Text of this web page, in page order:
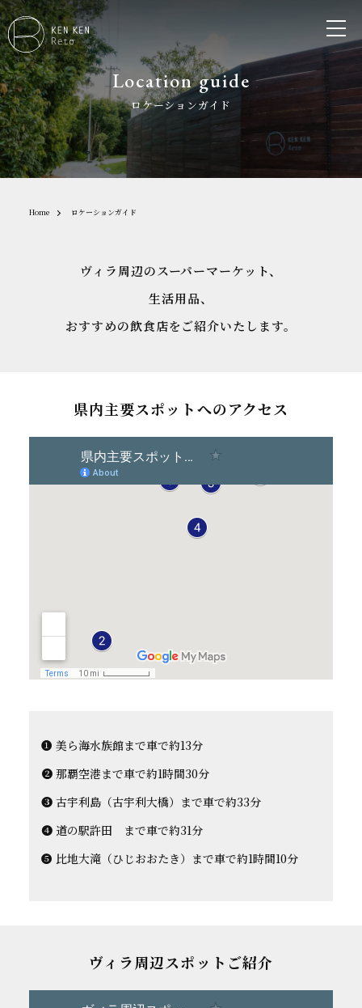
Location guide
ロケーションガイド
Home ロケーションガイド
ヴィラ周辺のスーパーマーケット、
生活用品、
おすすめの飲食店をご紹介いたします。
県内主要スポットへのアクセス
❶ 美ら海水族館まで車で約13分
❷ 那覇空港まで車で約1時間30分
❸ 古宇利島（古宇利大橋）まで車で約33分
❹ 道の駅許田 まで車で約31分
❺ 比地大滝（ひじおおたき）まで車で約1時間10分
ヴィラ周辺スポットご紹介